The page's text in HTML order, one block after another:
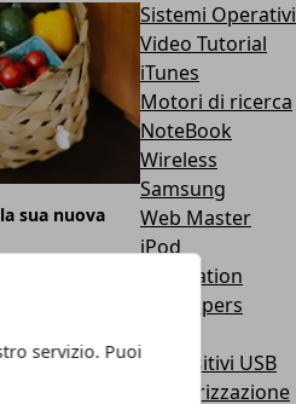
servizio. Puoi
sua nuova
Sistemi Operativi
Video Tutorial
iTunes
Motori di ricerca
NoteBook
Wireless
Samsung
Web Master
iPod
PlayStation
Wallpapers
Dispositivi USB
Masterizzazione